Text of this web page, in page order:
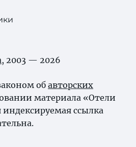
, 2003 — 2026
об авторских
материала «Отели
ссылка